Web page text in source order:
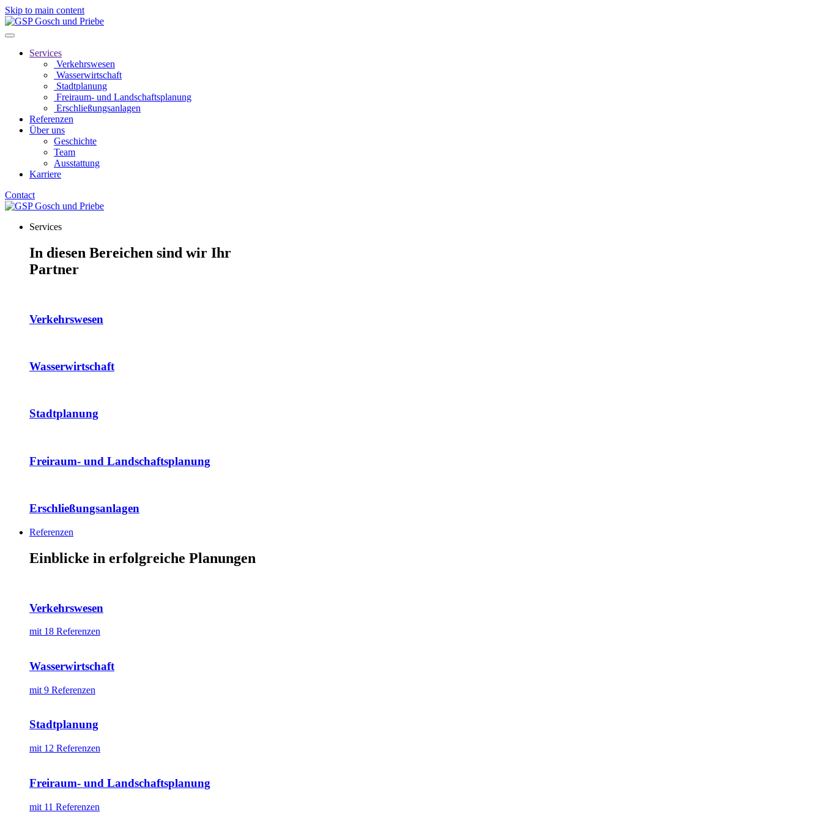
Skip to main content
Services
Verkehrswesen
Wasserwirtschaft
Stadtplanung
Freiraum- und Landschaftsplanung
Erschließungsanlagen
Referenzen
Über uns
Geschichte
Team
Ausstattung
Karriere
Contact
Services
In diesen Bereichen sind wir Ihr
Partner
Verkehrswesen
Wasserwirtschaft
Stadtplanung
Freiraum- und Landschaftsplanung
Erschließungsanlagen
Referenzen
Einblicke in erfolgreiche Planungen
Verkehrswesen
mit 18 Referenzen
Wasserwirtschaft
mit 9 Referenzen
Stadtplanung
mit 12 Referenzen
Freiraum- und Landschaftsplanung
mit 11 Referenzen